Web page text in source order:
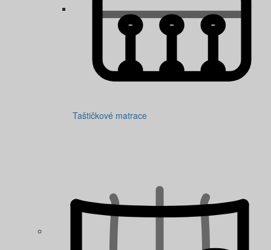
Taštičkové matrace